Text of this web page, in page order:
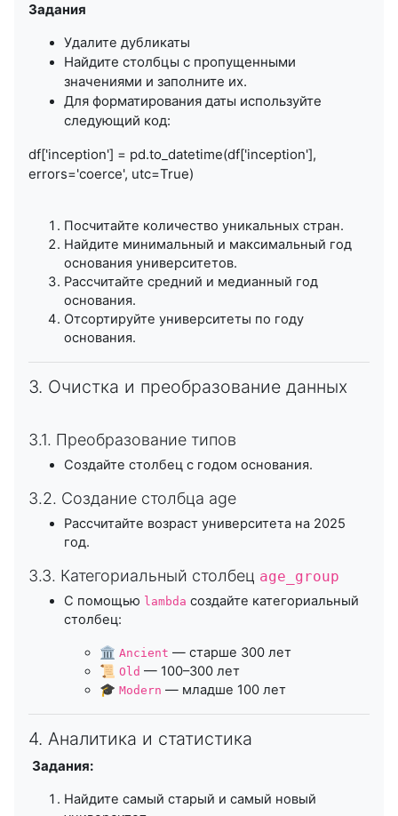
Задания
Удалите дубликаты
Найдите столбцы с пропущенными
значениями и заполните их.
Для форматирования даты используйте
следующий код:
df['inception'] = pd.to_datetime(df['inception'],
errors='coerce', utc=True)
Посчитайте количество уникальных стран.
Найдите минимальный и максимальный год
основания университетов.
Рассчитайте средний и медианный год
основания.
Отсортируйте университеты по году
основания.
3. Очистка и преобразование данных
3.1. Преобразование типов
Создайте столбец с годом основания.
3.2. Создание столбца age
Рассчитайте возраст университета на 2025
год.
3.3. Категориальный столбец age_group
С помощью lambda создайте категориальный
столбец:
🏛️ Ancient — старше 300 лет
📜 Old — 100–300 лет
🎓 Modern — младше 100 лет
4. Аналитика и статистика
Задания:
Найдите самый старый и самый новый